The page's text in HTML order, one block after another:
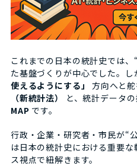
これまでの日本の統計史では
た基盤づくりが中心でした。
使えるようにする」
方向へと
（新統計法）
と、統計データ
MAP です。
行政・企業・研究者・市民が
は日本の統計史における重要
ス視点で紐解きます。